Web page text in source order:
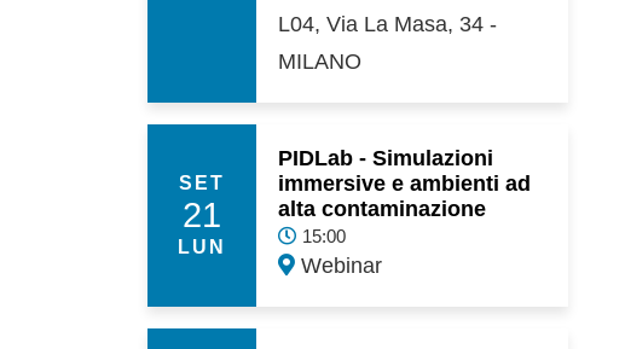
L04, Via La Masa, 34 -
MILANO
SET
21
LUN
PIDLab - Simulazioni
immersive e ambienti ad
alta contaminazione
15:00
Webinar